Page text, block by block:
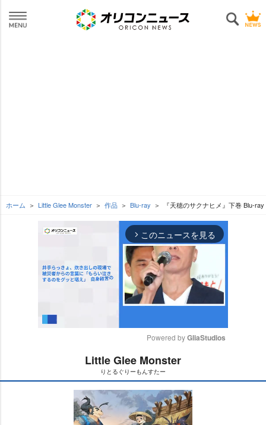
ホーム Little Glee Monster 作品 Blu-ray 『天穂のサクナヒメ』下巻 Blu-ray
arrow_forward_ios このニュースを見る
t
e
Powered by GliaStudios
Little Glee Monster
りとるぐりーもんすたー